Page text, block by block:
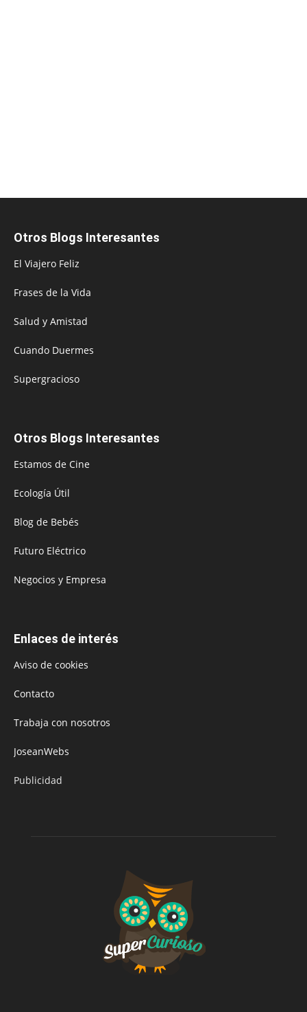
Otros Blogs Interesantes
El Viajero Feliz
Frases de la Vida
Salud y Amistad
Cuando Duermes
Supergracioso
Otros Blogs Interesantes
Estamos de Cine
Ecología Útil
Blog de Bebés
Futuro Eléctrico
Negocios y Empresa
Enlaces de interés
Aviso de cookies
Contacto
Trabaja con nosotros
JoseanWebs
Publicidad